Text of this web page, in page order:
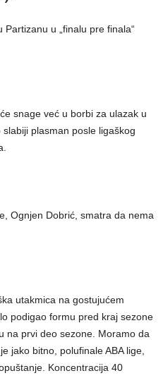
u „finalu pre finala“
snage već u borbi za ulazak u
plasman posle ligaškog
Ognjen Dobrić, smatra da nema
utakmica na gostujućem
podigao formu pred kraj sezone
na prvi deo sezone. Moramo da
jako bitno, polufinale ABA lige,
Koncentracija 40